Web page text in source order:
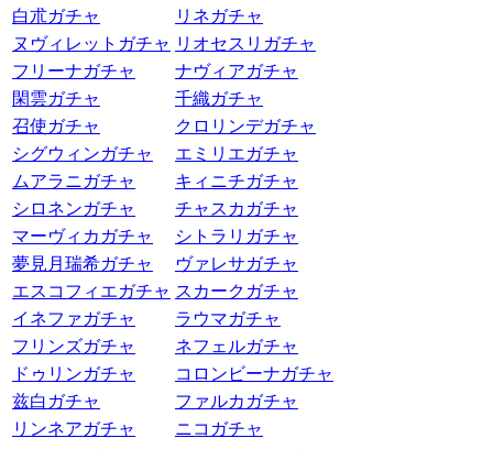
白朮ガチャ
リネガチャ
ヌヴィレットガチャ リオセスリガチャ
フリーナガチャ
ナヴィアガチャ
閑雲ガチャ
千織ガチャ
召使ガチャ
クロリンデガチャ
シグウィンガチャ
エミリエガチャ
ムアラニガチャ
キィニチガチャ
シロネンガチャ
チャスカガチャ
マーヴィカガチャ
シトラリガチャ
夢見月瑞希ガチャ
ヴァレサガチャ
エスコフィエガチャ スカークガチャ
イネファガチャ
ラウマガチャ
フリンズガチャ
ネフェルガチャ
ドゥリンガチャ
コロンビーナガチャ
兹白ガチャ
ファルカガチャ
リンネアガチャ
ニコガチャ